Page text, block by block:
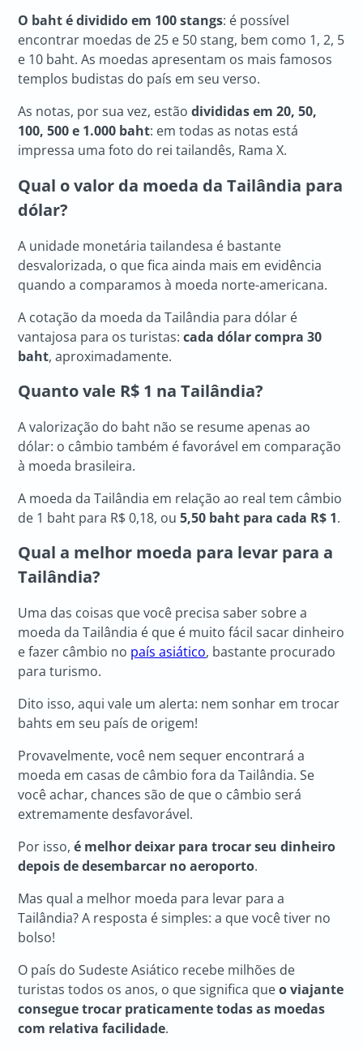
O baht é dividido em 100 stangs: é possível
encontrar moedas de 25 e 50 stang, bem como 1, 2, 5
e 10 baht. As moedas apresentam os mais famosos
templos budistas do país em seu verso.
As notas, por sua vez, estãodivididas em 20, 50,
100, 500 e 1.000 baht: em todas as notas está
impressa uma foto do rei tailandês, Rama X.
Qual o valor da moeda da Tailândia para
dólar?
A unidade monetária tailandesa é bastante
desvalorizada, o que fica ainda mais em evidência
quando a comparamos à moeda norte-americana.
A cotação da moeda da Tailândia para dólar é
vantajosa para os turistas:cada dólar compra 30
baht, aproximadamente.
Quanto vale R$ 1 na Tailândia?
A valorização do baht não se resume apenas ao
dólar: o câmbio também é favorável em comparação
à moeda brasileira.
A moeda da Tailândia em relação ao real tem câmbio
de 1 baht para R$ 0,18, ou5,50 baht para cada R$ 1.
Qual a melhor moeda para levar para a
Tailândia?
Uma das coisas que você precisa saber sobre a
moeda da Tailândia é que é muito fácil sacar dinheiro
e fazer câmbio no país asiático, bastante procurado
para turismo.
Dito isso, aqui vale um alerta: nem sonhar em trocar
bahts em seu país de origem!
Provavelmente, você nem sequer encontrará a
moeda em casas de câmbio fora da Tailândia. Se
você achar, chances são de que o câmbio será
extremamente desfavorável.
Por isso,é melhor deixar para trocar seu dinheiro
depois de desembarcar no aeroporto.
Mas qual a melhor moeda para levar para a
Tailândia? A resposta é simples: a que você tiver no
bolso!
O país do Sudeste Asiático recebe milhões de
turistas todos os anos, o que significa queo viajante
consegue trocar praticamente todas as moedas
com relativa facilidade.